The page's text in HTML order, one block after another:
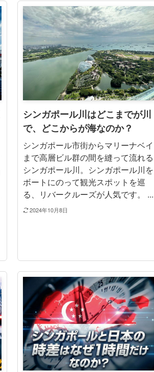
シンガポール川はどこまでが川
で、どこからが海なのか？
シンガポール市街からマリーナベイ
まで高層ビル群の間を縫って流れる
シンガポール川。シンガポール川を
ボートにのって観光スポットを巡
る、リバークルーズが人気です。 ...
2024年10月8日